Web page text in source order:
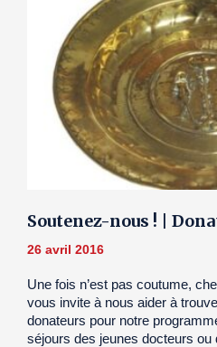
Soutenez-nous ! |
26 avril 2016
Une fois n’est pas coutume,
vous invite à nous aider à
donateurs pour notre
séjours des jeunes docteurs ou